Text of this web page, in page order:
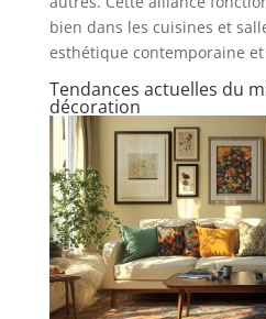
bien dans les cuisines et
esthétique contemporaine
Tendances actuelles du
décoration